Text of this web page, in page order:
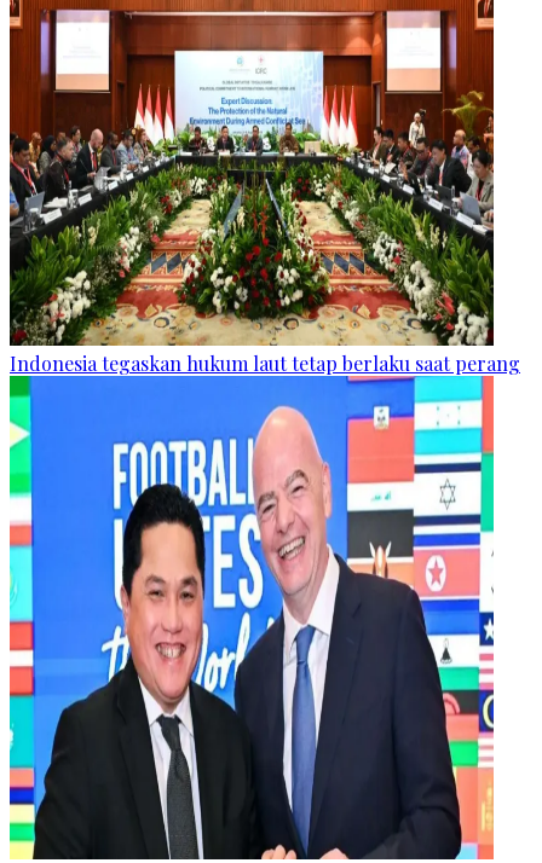
Indonesia tegaskan hukum laut tetap berlaku saat perang